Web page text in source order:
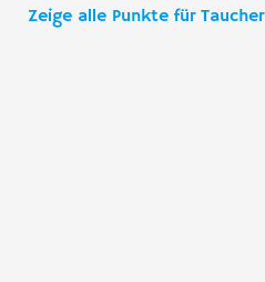
Zeige alle Punkte für Taucher